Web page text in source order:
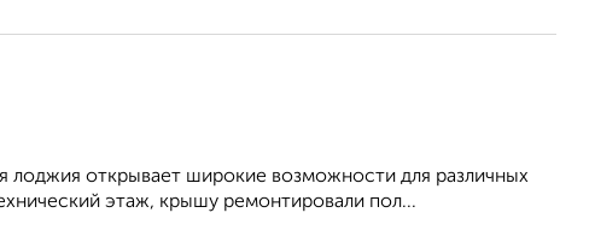
лоджия открывает широкие возможности для различных
этаж, крышу ремонтировали пол...